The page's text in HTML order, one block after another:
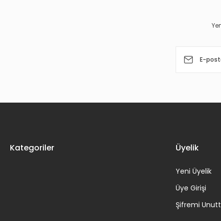
Kategoriler Üyelik
Yeni Üyelik
Üye Girişi
Şifremi